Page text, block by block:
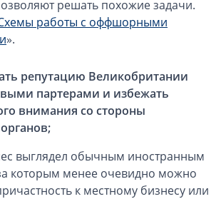
для физлиц
компании
Леоне
компании
LLP
LTD
решать похожие задачи.
работы с оффшорными
».
репутацию Великобритании
партерами и избежать
внимания со стороны
выглядел обычным иностранным
которым менее очевидно можно
к местному бизнесу или